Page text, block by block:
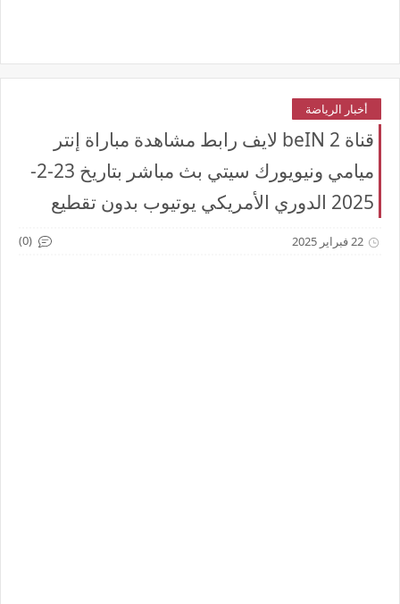
أخبار الرياضة
قناة beIN 2 لايف رابط مشاهدة مباراة إنتر
ميامي ونيويورك سيتي بث مباشر بتاريخ 23-2-
2025 الدوري الأمريكي يوتيوب بدون تقطيع
22 فبراير 2025 (0)